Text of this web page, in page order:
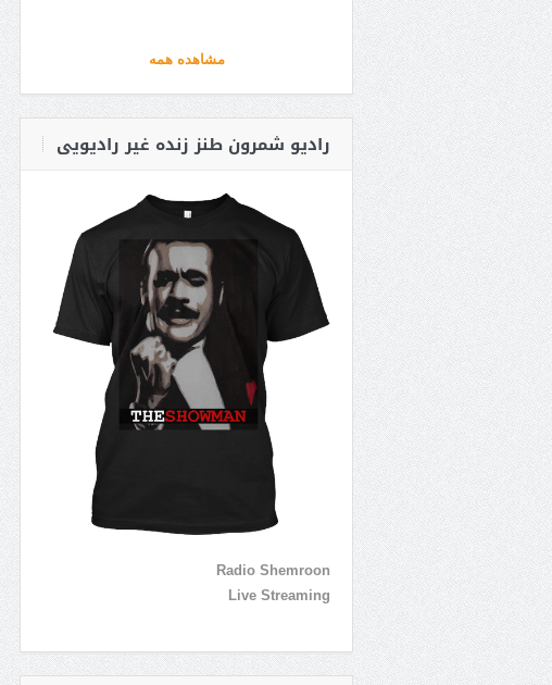
مشاهده همه
رادیو شمرون طنز زنده غیر رادیویی
Radio Shemroon
Live Streaming